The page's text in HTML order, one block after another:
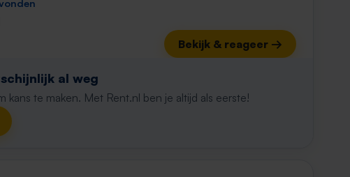
Bekijk & reageer →
al weg
kans te maken. Met Rent.nl ben je altijd als eerste!